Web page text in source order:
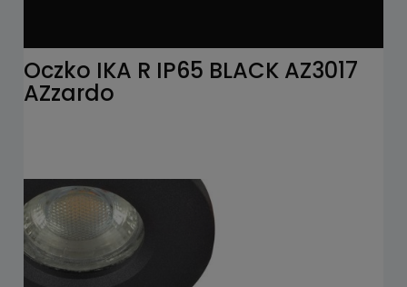
Oczko IKA R IP65 BLACK AZ3017
AZzardo